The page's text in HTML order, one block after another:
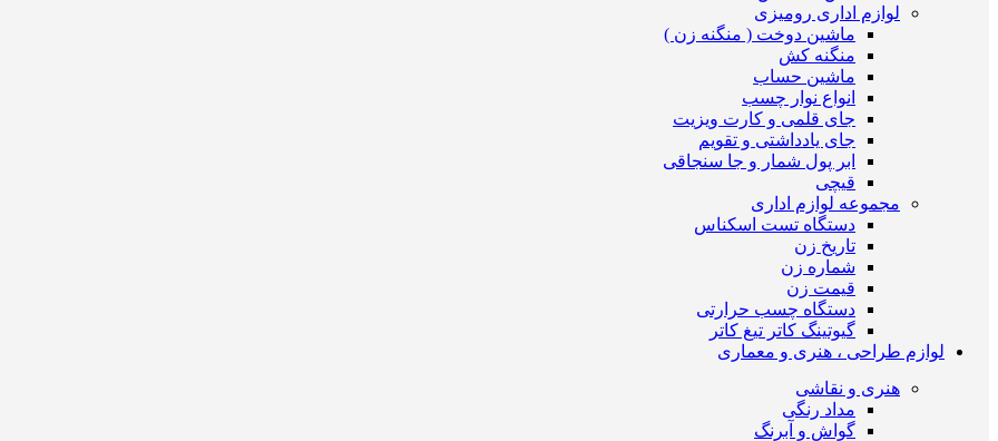
لوازم اداری رومیزی
ماشین دوخت ( منگنه زن )
منگنه کش
ماشین حساب
انواع نوار چسب
جای قلمی و کارت ویزیت
جای یادداشتی و تقویم
ابر پول شمار و جا سنجاقی
قیچی
مجموعه لوازم اداری
دستگاه تست اسکناس
تاریخ زن
شماره زن
قیمت زن
دستگاه چسب حرارتی
گیوتینگ کاتر تیغ کاتر
لوازم طراحی ، هنری و معماری
هنری و نقاشی
مداد رنگی
گواش و آبرنگ